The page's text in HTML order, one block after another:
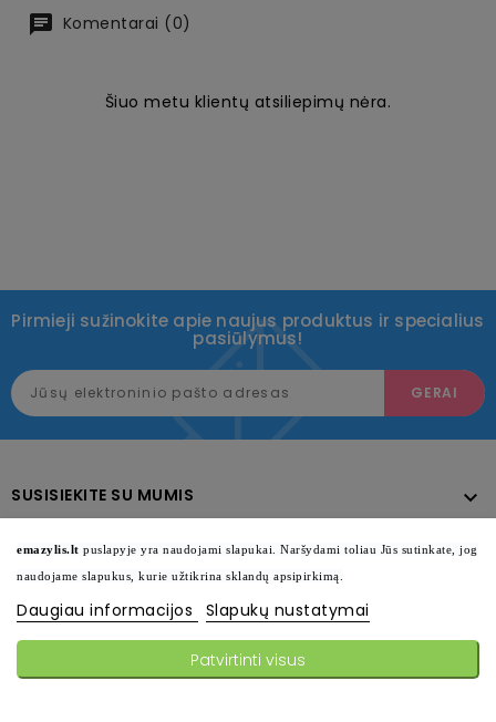
Komentarai (0)
Šiuo metu klientų atsiliepimų nėra.
Pirmieji sužinokite apie naujus produktus ir specialius
pasiūlymus!
SUSISIEKITE SU MUMIS 
KATALOGAS 
INFORMACIJA
SEKITE MUS
emazylis.lt puslapyje yra naudojami slapukai. Naršydami toliau Jūs sutinkate, jog
naudojame slapukus, kurie užtikrina sklandų apsipirkimą.
Daugiau informacijos Slapukų nustatymai
Patvirtinti visus